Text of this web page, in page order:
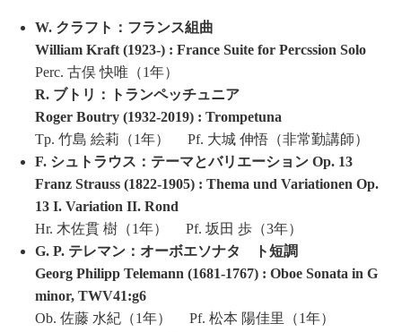
W. クラフト：フランス組曲
William Kraft (1923-) : France Suite for Percssion Solo
Perc. 古俣 快唯（1年）
R. ブトリ：トランペッチュニア
Roger Boutry (1932-2019) : Trompetuna
Tp. 竹島 絵莉（1年） Pf. 大城 伸悟（非常勤講師）
F. シュトラウス：テーマとバリエーション Op. 13
Franz Strauss (1822-1905) : Thema und Variationen Op.
13 I. Variation II. Rond
Hr. 木佐貫 樹（1年） Pf. 坂田 歩（3年）
G. P. テレマン：オーボエソナタ ト短調
Georg Philipp Telemann (1681-1767) : Oboe Sonata in G
minor, TWV41:g6
Ob. 佐藤 水紀（1年） Pf. 松本 陽佳里（1年）